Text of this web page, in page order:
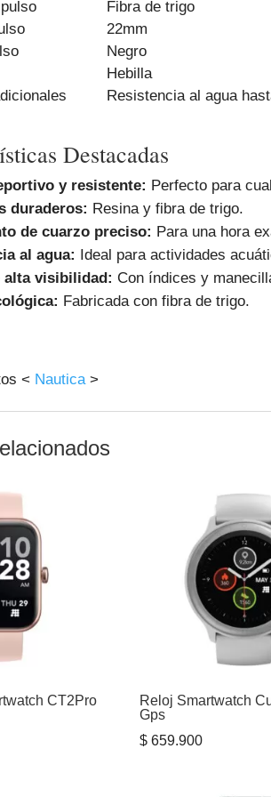
Fibra de trigo
22mm
Negro
Hebilla
Resistencia al agua
Destacadas
y resistente: Perfecto para
duraderos: Resina y fibra de trigo.
de cuarzo preciso: Para una hora
al agua: Ideal para actividades
alta visibilidad: Con índices y
Fabricada con fibra de trigo.
< Nautica >
CT2Pro
Reloj Smartwatch
Gps
$ 659.900